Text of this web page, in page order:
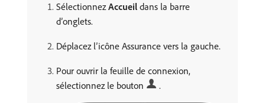
SélectionnezAccueil dans la barre
d’onglets.
Déplacez l’icône Assurance vers la gauche.
Pour ouvrir la feuille de connexion,
sélectionnez le bouton
.